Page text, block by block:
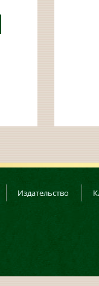
Издательство